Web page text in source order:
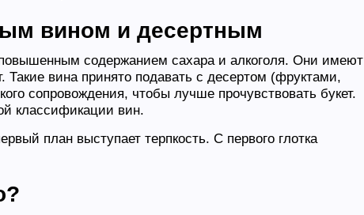
вином и десертным
содержанием сахара и алкоголя. Они имеют
вина принято подавать с десертом (фруктами,
сопровождения, чтобы лучше прочувствовать букет.
классификации вин.
план выступает терпкость. С первого глотка